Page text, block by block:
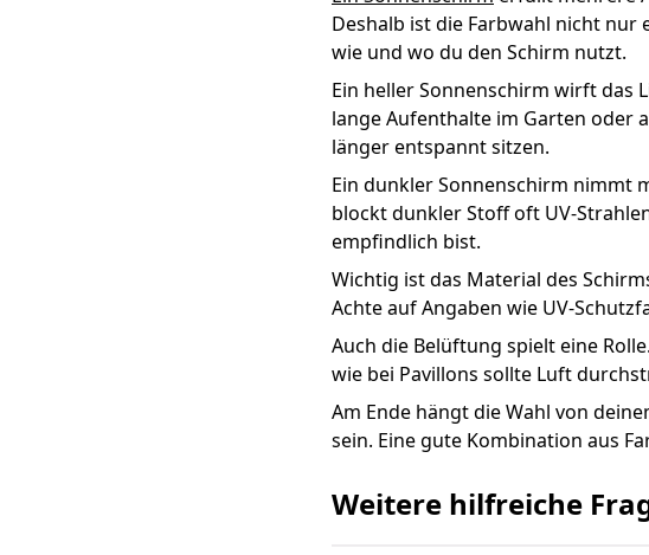
Deshalb ist die Farbwahl nicht nur
wie und wo du den Schirm nutzt.
Ein heller Sonnenschirm wirft das
lange Aufenthalte im Garten oder
länger entspannt sitzen.
Ein dunkler Sonnenschirm nimmt
blockt dunkler Stoff oft UV-
empfindlich bist.
Wichtig ist das Material des
Achte auf Angaben wie UV-
Auch die Belüftung spielt eine
wie bei Pavillons sollte Luft
Am Ende hängt die Wahl von
sein. Eine gute Kombination aus
Weitere hilfreiche